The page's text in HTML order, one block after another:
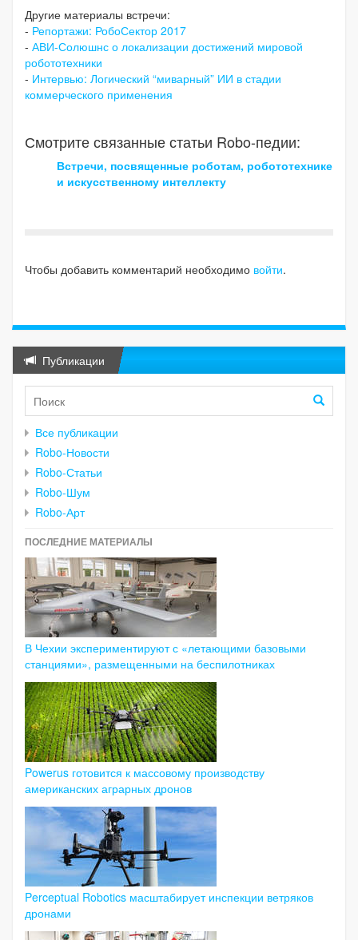
Другие материалы встречи:
- Репортажи: РобоСектор 2017
- АВИ-Солюшнс о локализации достижений мировой
робототехники
- Интервью: Логический “миварный” ИИ в стадии
коммерческого применения
Смотрите связанные статьи Robo-педии:
Встречи, посвященные роботам, робототехнике
и искусственному интеллекту
Чтобы добавить комментарий необходимо войти.
Публикации
Все публикации
Robo-Новости
Robo-Статьи
Robo-Шум
Robo-Арт
ПОСЛЕДНИЕ МАТЕРИАЛЫ
В Чехии экспериментируют с «летающими базовыми
станциями», размещенными на беспилотниках
Powerus готовится к массовому производству
американских аграрных дронов
Perceptual Robotics масштабирует инспекции ветряков
дронами